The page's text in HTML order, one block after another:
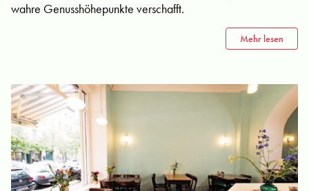
wahre Genusshöhepunkte verschafft.
Mehr lesen